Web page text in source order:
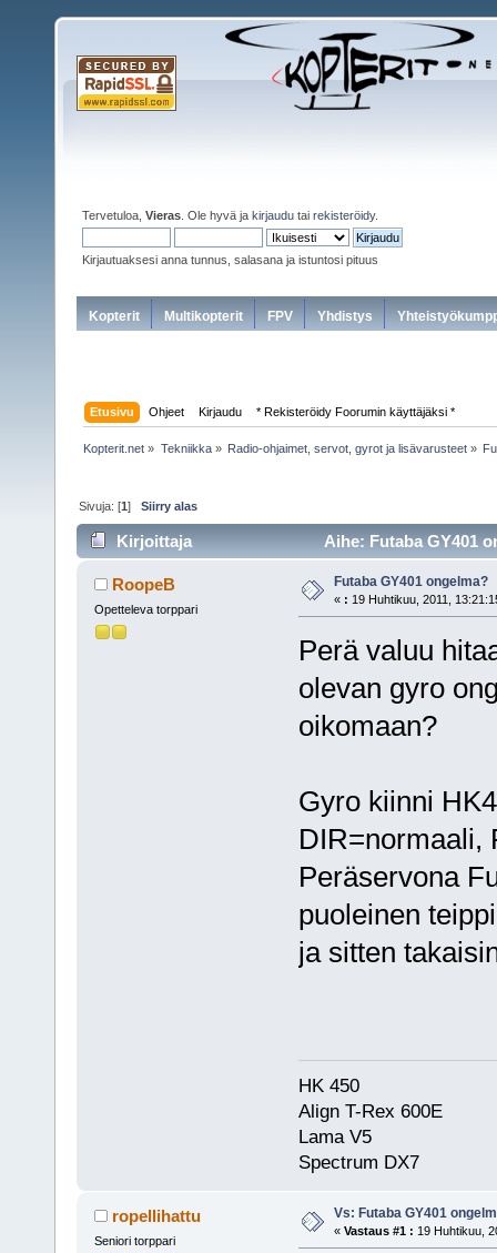
Tervetuloa, Vieras . Ole hyvä ja kirjaudu tai rekisteröidy.
Kirjautuaksesi anna tunnus, salasana ja istuntosi pituus
Kopterit Multikopterit FPV Yhdistys
Etusivu Ohjeet Kirjaudu * Rekisteröidy Foorumin käyttäjäksi *
Kopterit.net » Tekniikka» Radio-ohjaimet, servot, gyrot ja lisävarusteet»
Sivuja: [1]Siirry alas
Kirjoittaja Aihe: Futaba GY401
RoopeB
Opetteleva torppari
Futaba GY401 ongelma?
« : 19 Huhtikuu, 2011,
Perä valuu
olevan gyro
oikomaan?
Gyro kiinni
DIR=normaali,
Peräservona
puoleinen
ja sitten
HK 450
Align T-Rex 600E
Lama V5
Spectrum DX7
ropellihattu
Seniori torppari
Vs: Futaba GY401
« Vastaus #1 : 19 Huhtikuu,